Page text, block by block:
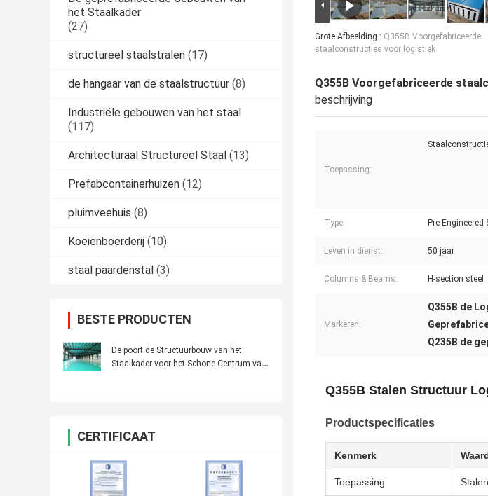
het Staalkader
(27)
structureel staalstralen (17)
de hangaar van de staalstructuur (8)
Industriële gebouwen van het staal
(117)
Architecturaal Structureel Staal (13)
Prefabcontainerhuizen (12)
pluimveehuis (8)
Koeienboerderij (10)
staal paardenstal (3)
BESTE PRODUCTEN
De poort de Structuurbouw van het
Staalkader voor het Schone Centrum van
CERTIFICAAT
Grote Afbeelding : Q355B Voorgefabriceerde
staalconstructies voor logistiek
Q355B Voorgefabriceerde
beschrijving
Toepassing:
Type: Pre Engineered
Leven in dienst: 50 jaar
Columns & Beams: H-section steel
Markeren:
Q355B de
Q235B de
Q355B Stalen Structuur
Productspecificaties
Kenmerk
Toepassing